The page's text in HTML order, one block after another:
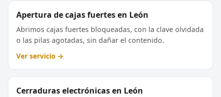
Apertura de cajas fuertes en León
Abrimos cajas fuertes bloqueadas, con la clave olvidada
o las pilas agotadas, sin dañar el contenido.
Ver servicio →
Cerraduras electrónicas en León